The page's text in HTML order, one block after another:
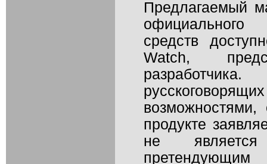
Предлагаемый
официального
средств
Watch,
продукте
не является